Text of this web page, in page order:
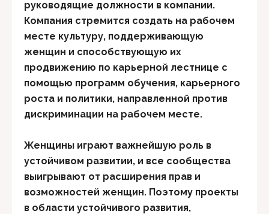
руководящие должности в компании.
Компания стремится создать на рабочем
месте культуру, поддерживающую
женщин и способствующую их
продвижению по карьерной лестнице с
помощью программ обучения, карьерного
роста и политики, направленной против
дискриминации на рабочем месте.
Женщины играют важнейшую роль в
устойчивом развитии, и все сообщества
выигрывают от расширения прав и
возможностей женщин. Поэтому проекты
в области устойчивого развития,